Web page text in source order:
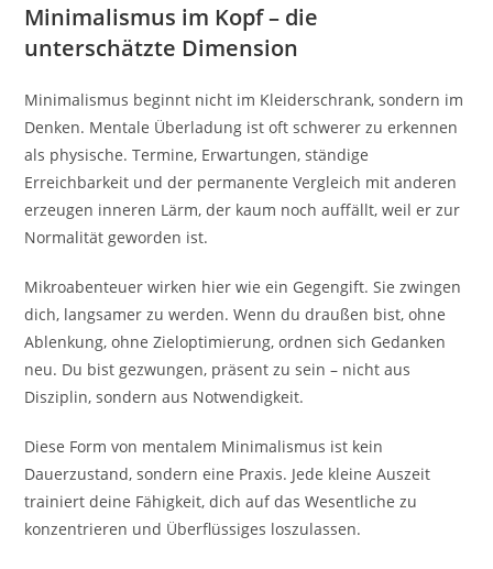
Minimalismus im Kopf – die
unterschätzte Dimension
Minimalismus beginnt nicht im Kleiderschrank, sondern im
Denken. Mentale Überladung ist oft schwerer zu erkennen
als physische. Termine, Erwartungen, ständige
Erreichbarkeit und der permanente Vergleich mit anderen
erzeugen inneren Lärm, der kaum noch auffällt, weil er zur
Normalität geworden ist.
Mikroabenteuer wirken hier wie ein Gegengift. Sie zwingen
dich, langsamer zu werden. Wenn du draußen bist, ohne
Ablenkung, ohne Zieloptimierung, ordnen sich Gedanken
neu. Du bist gezwungen, präsent zu sein – nicht aus
Disziplin, sondern aus Notwendigkeit.
Diese Form von mentalem Minimalismus ist kein
Dauerzustand, sondern eine Praxis. Jede kleine Auszeit
trainiert deine Fähigkeit, dich auf das Wesentliche zu
konzentrieren und Überflüssiges loszulassen.